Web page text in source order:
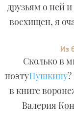
друзьям о ней
восхищен, я
Из
Сколько в
поэтуПушкину
в книге
Валерия